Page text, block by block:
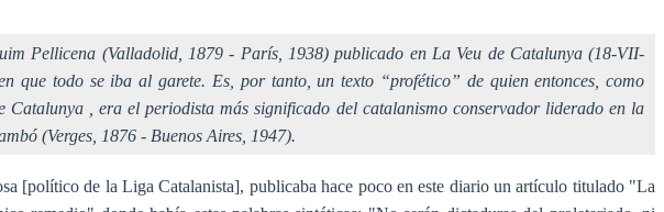
Pellicena (Valladolid, 1879 - París, 1938) publicado en La Veu de Catalunya(18-VII-
que todo se iba al garete. Es, por tanto, un texto “profético” de quien entonces, como
Catalunya
, era el periodista más significado del catalanismo conservador liderado en la
(Verges, 1876 - Buenos Aires, 1947).
[político de la Liga Catalanista], publicaba hace poco en este diario un artículo titulado "La